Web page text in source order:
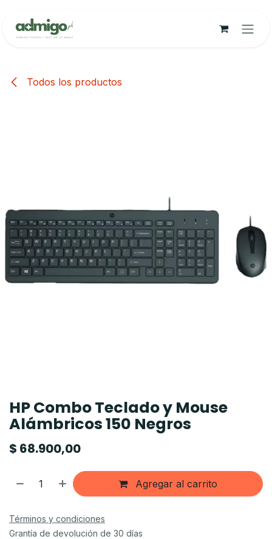
Todos los productos
HP Combo Teclado y Mouse
Alámbricos 150 Negros
$ 68.900,00
Agregar al carrito
Términos y condiciones
Grantía de devolución de 30 días